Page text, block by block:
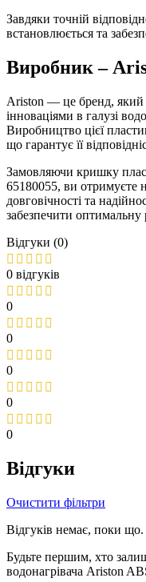
Завдяки точній
встановлюється та
Виробник –
Ariston — це бренд, який
інноваціями в галузі
Виробництво цієї
що гарантує її
Замовляючи кришку
65180055, ви отримуєте
довговічності та
забезпечити
Відгуки (0)
0 відгуків
0
0
0
0
0
Відгуки
Очистити фільтри
Відгуків немає, поки що.
Будьте першим, хто
водонагрівача Ariston